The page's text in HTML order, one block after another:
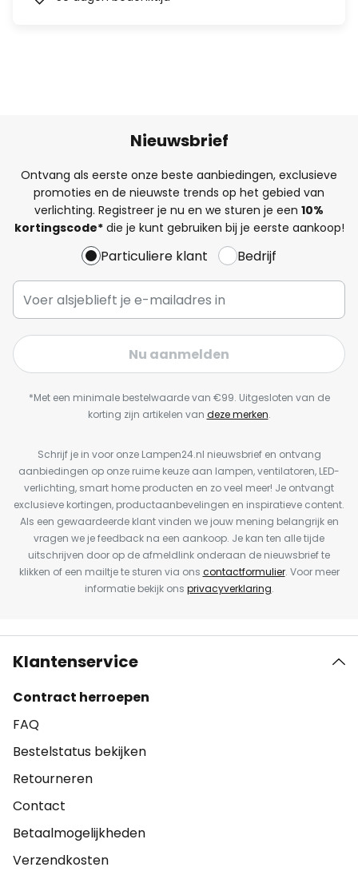
Nieuwsbrief
Ontvang als eerste onze beste aanbiedingen, exclusieve
promoties en de nieuwste trends op het gebied van
verlichting. Registreer je nu en we sturen je een 10%
kortingscode*die je kunt gebruiken bij je eerste aankoop!
Particuliere klant Bedrijf
Nu aanmelden
*Met een minimale bestelwaarde van €99. Uitgesloten van de
korting zijn artikelen van deze merken.
Schrijf je in voor onze Lampen24.nl nieuwsbrief en ontvang
aanbiedingen op onze ruime keuze aan lampen, ventilatoren, LED-
verlichting, smart home producten en zo veel meer! Je ontvangt
exclusieve kortingen, productaanbevelingen en inspiratieve content.
Als een gewaardeerde klant vinden we jouw mening belangrijk en
vragen we je feedback na een aankoop. Je kan ten alle tijde
uitschrijven door op de afmeldlink onderaan de nieuwsbrief te
klikken of een mailtje te sturen via ons contactformulier. Voor meer
informatie bekijk ons privacyverklaring.
Klantenservice
Contract herroepen
FAQ
Bestelstatus bekijken
Retourneren
Contact
Betaalmogelijkheden
Verzendkosten